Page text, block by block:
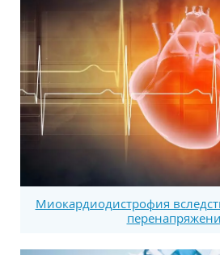
Миокардиодистрофия